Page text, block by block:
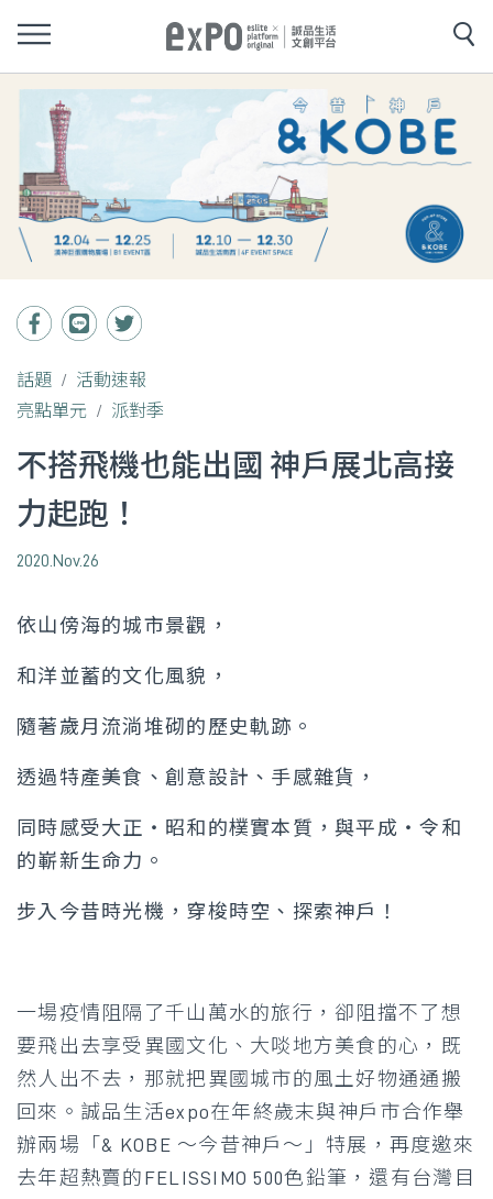
話題
活動速報
亮點單元
派對季
不搭飛機也能出國 神戶展北高接
力起跑！
2020.Nov.26
依山傍海的城市景觀，
和洋並蓄的文化風貌，
隨著歲月流淌堆砌的歷史軌跡。
透過特產美食、創意設計、手感雜貨，
同時感受大正‧昭和的樸實本質，與平成‧令和
的嶄新生命力。
步入今昔時光機，穿梭時空、探索神戶！
一場疫情阻隔了千山萬水的旅行，卻阻擋不了想
要飛出去享受異國文化、大啖地方美食的心，既
然人出不去，那就把異國城市的風土好物通通搬
回來。誠品生活expo在年終歲末與神戶市合作舉
辦兩場「& KOBE ～今昔神戶～」特展，再度邀來
去年超熱賣的FELISSIMO 500色鉛筆，還有台灣目